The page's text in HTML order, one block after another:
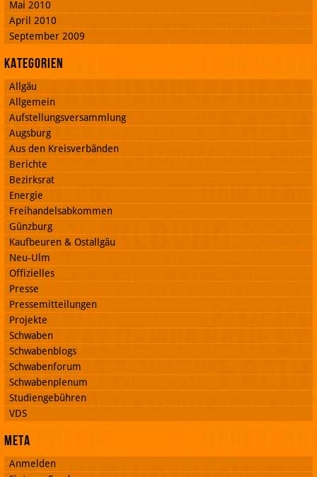
Mai 2010
April 2010
September 2009
Kategorien
Allgäu
Allgemein
Aufstellungsversammlung
Augsburg
Aus den Kreisverbänden
Berichte
Bezirksrat
Energie
Freihandelsabkommen
Günzburg
Kaufbeuren & Ostallgäu
Neu-Ulm
Offizielles
Presse
Pressemitteilungen
Projekte
Schwaben
Schwabenblogs
Schwabenforum
Schwabenplenum
Studiengebühren
VDS
Meta
Anmelden